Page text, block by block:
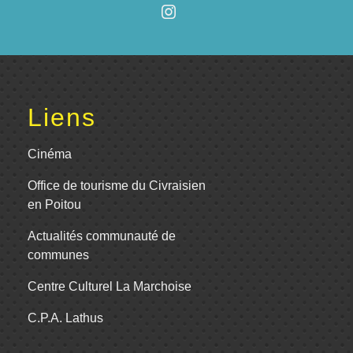
Liens
Cinéma
Office de tourisme du Civraisien
en Poitou
Actualités communauté de
communes
Centre Culturel La Marchoise
C.P.A. Lathus